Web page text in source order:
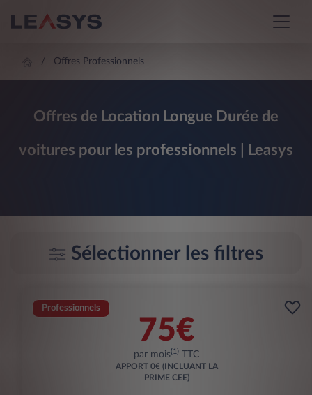
Offres Professionnels
Offres de Location Longue Durée de
voitures pour les professionnels | Leasys
Sélectionner les filtres
Professionnels
75€
par mois(1) TTC
APPORT 0€ (INCLUANT LA
PRIME CEE)